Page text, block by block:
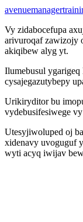
Vy zidabocefupa
arivuroqaf zawizojy
akiqibew alyg yt.
Ilumebusul
cysajegazutybepy
Urikiryditor bu
vydebusifesiwege
Utesyjiwoluped oj
xidenavy uvoguguf
wyti acyq iwijav